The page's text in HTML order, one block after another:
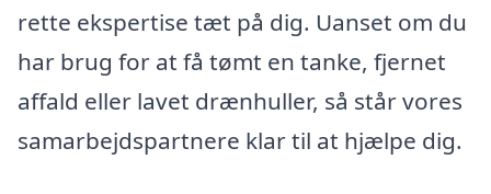
rette ekspertise tæt på dig. Uanset om du
har brug for at få tømt en tanke, fjernet
affald eller lavet drænhuller, så står vores
samarbejdspartnere klar til at hjælpe dig.